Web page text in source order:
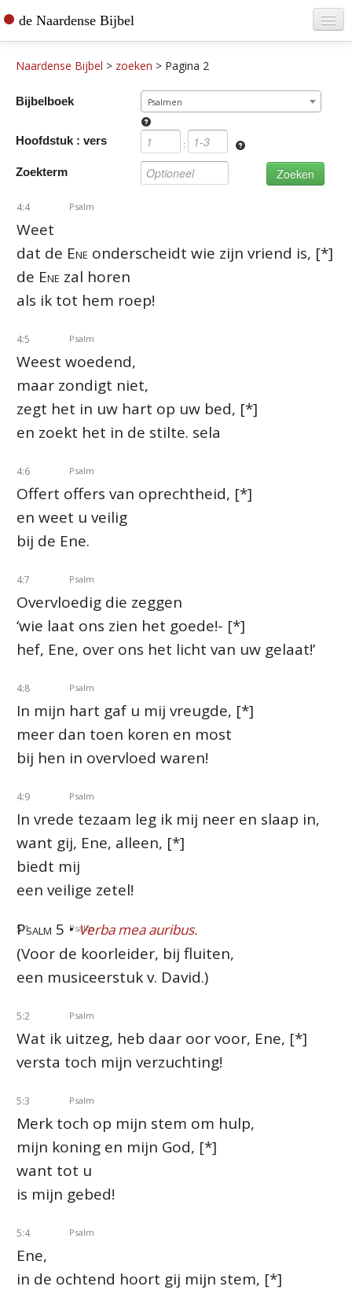
de Naardense Bijbel
De vertaler
Contact
Naardense Bijbel > zoeken > Pagina 2
Bijbelboek Psalmen
Hoofdstuk : vers :
Zoekterm
4:4 Psalm
Weet
dat de Ene onderscheidt wie zijn vriend is, [*]
de Ene zal horen
als ik tot hem roep!
4:5 Psalm
Weest woedend,
maar zondigt niet,
zegt het in uw hart op uw bed, [*]
en zoekt het in de stilte. sela
4:6 Psalm
Offert offers van oprechtheid, [*]
en weet u veilig
bij de Ene.
4:7 Psalm
Overvloedig die zeggen
‘wie laat ons zien het goede!- [*]
hef, Ene, over ons het licht van uw gelaat!’
4:8 Psalm
In mijn hart gaf u mij vreugde, [*]
meer dan toen koren en most
bij hen in overvloed waren!
4:9 Psalm
In vrede tezaam leg ik mij neer en slaap in,
want gij, Ene, alleen, [*]
biedt mij
een veilige zetel!
5:1 Psalm
Psalm 5 •Verba mea auribus.
(Voor de koorleider, bij fluiten,
een musiceerstuk v. David.)
5:2 Psalm
Wat ik uitzeg, heb daar oor voor, Ene, [*]
versta toch mijn verzuchting!
5:3 Psalm
Merk toch op mijn stem om hulp,
mijn koning en mijn God, [*]
want tot u
is mijn gebed!
5:4 Psalm
Ene,
in de ochtend hoort gij mijn stem, [*]